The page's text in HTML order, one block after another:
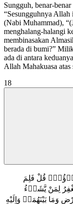
Sungguh, benar-
“Sesungguhnya
(Nabi Muhammad),
menghalang-halangi
membinasakan
berada di bumi?”
ada di antara
Allah Mahakuasa atas
18
قُلْ فَلِمَ
لِمَنْ يَّشَاۤءُ
وَمَا بَيْنَهُمَاۖ وَاِلَيْهِ